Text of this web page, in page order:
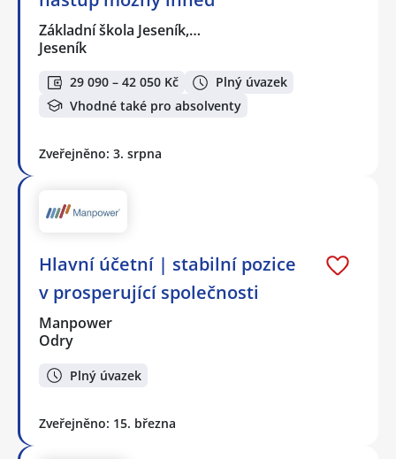
Základní škola Jeseník,…
Jeseník
29 090 – 42 050 Kč
Plný úvazek
Vhodné také pro absolventy
Zveřejněno: 3. srpna
Hlavní účetní | stabilní pozice
v prosperující společnosti
Manpower
Odry
Plný úvazek
Zveřejněno: 15. března